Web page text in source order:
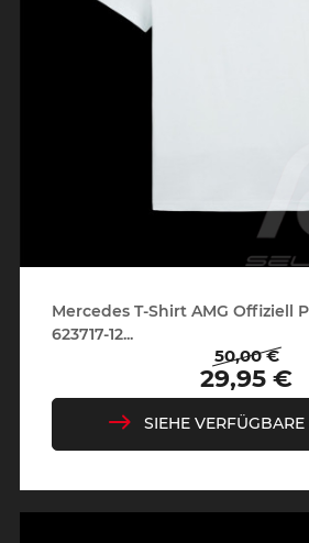
Mercedes T-Shirt AMG Offiziell
623717-12...
Preis
50,00 €
Preis
29,95 €
SIEHE VERFÜGBARE